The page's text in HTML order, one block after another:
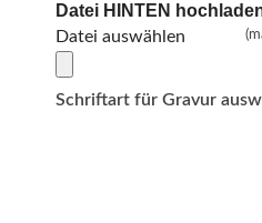
Datei HINTEN
Datei auswählen
Schriftart für Gravur